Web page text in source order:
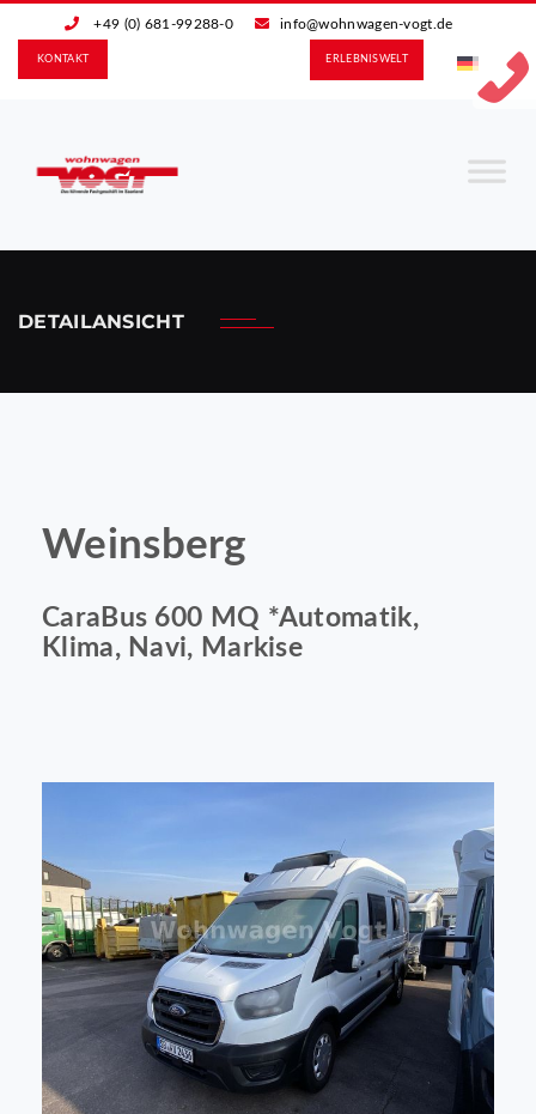
+49 (0) 681-99288-0 info@wohnwagen-vogt.de
ERLEBNIS­WELT
KONTAKT
DETAILANSICHT
Weinsberg
CaraBus 600 MQ *Automatik,
Klima, Navi, Markise